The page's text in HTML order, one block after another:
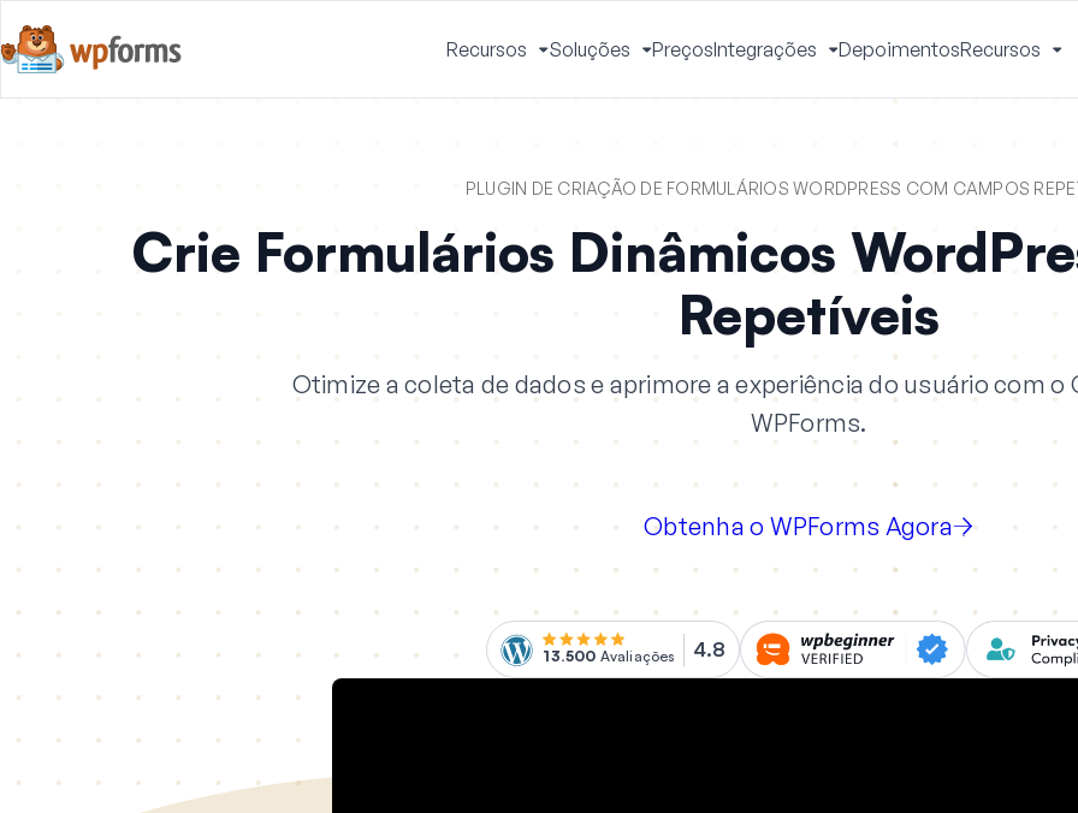
Recursos
Alternar
Menu
Soluções
Alternar
Menu
PreçosIntegrações
Alternar
Menu
DepoimentosRecursos
PLUGIN DE CRIAÇÃO DE FORMULÁRIOS WORDPRESS COM CAMPOS
Crie Formulários Dinâmicos
Repetíveis
Otimize a coleta de dados e aprimore a experiência do usuário com o
WPForms.
Obtenha o WPForms Agora
13.500 Avaliações 4.8